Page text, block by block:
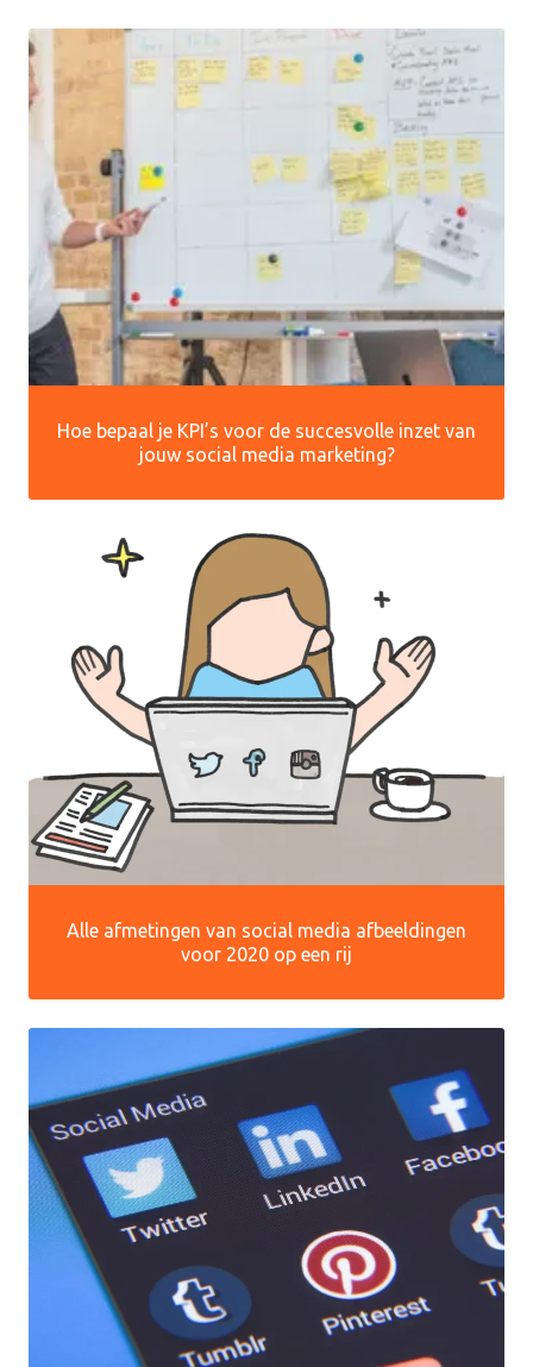
Hoe bepaal je KPI’s voor de succesvolle inzet van
jouw social media marketing?
Alle afmetingen van social media afbeeldingen
voor 2020 op een rij